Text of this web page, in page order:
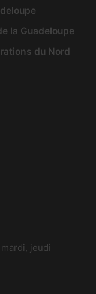
la Guadeloupe
du Nord
jeudi